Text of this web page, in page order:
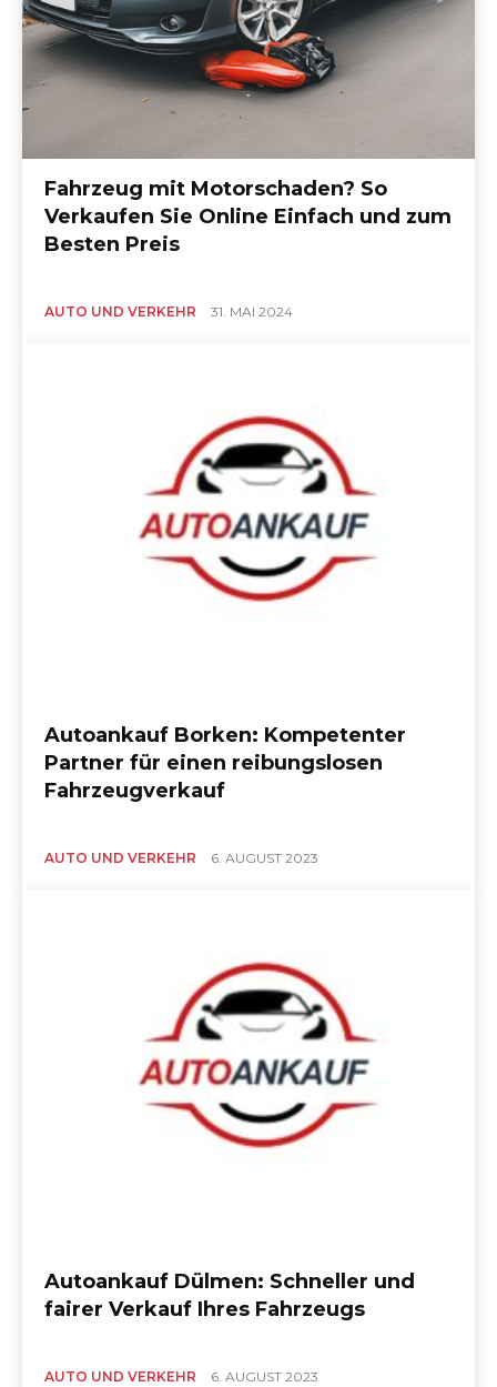
Fahrzeug mit Motorschaden? So
Verkaufen Sie Online Einfach und zum
Besten Preis
AUTO UND VERKEHR 31. MAI 2024
Autoankauf Borken: Kompetenter
Partner für einen reibungslosen
Fahrzeugverkauf
AUTO UND VERKEHR 6. AUGUST 2023
Autoankauf Dülmen: Schneller und
fairer Verkauf Ihres Fahrzeugs
AUTO UND VERKEHR 6. AUGUST 2023